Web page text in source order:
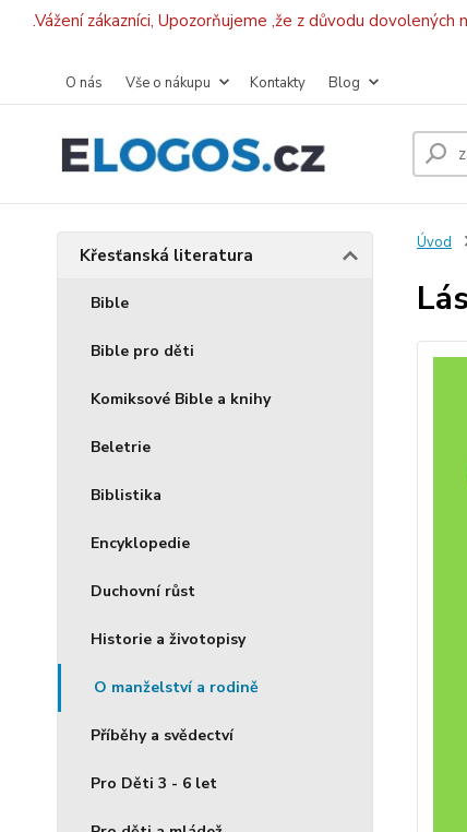
.Vážení zákazníci, Upozorňujeme ,že z důvodu
O nás Vše o nákupu Kontakty Blog
Křesťanská literatura
Bible
Bible pro děti
Komiksové Bible a knihy
Beletrie
Biblistika
Encyklopedie
Duchovní růst
Historie a životopisy
O manželství a rodině
Příběhy a svědectví
Pro Děti 3 - 6 let
Úvod